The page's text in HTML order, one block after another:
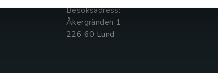
Besöksadress:
Åkergränden 1